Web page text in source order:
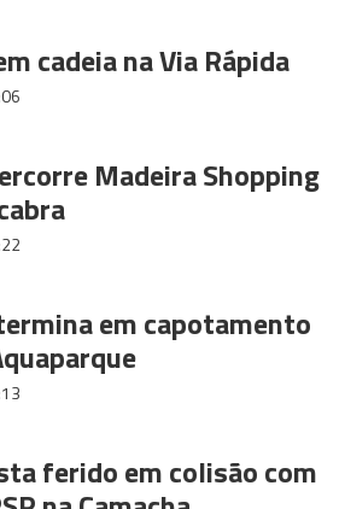
cadeia na Via Rápida
Madeira Shopping
em capotamento
ferido em colisão com